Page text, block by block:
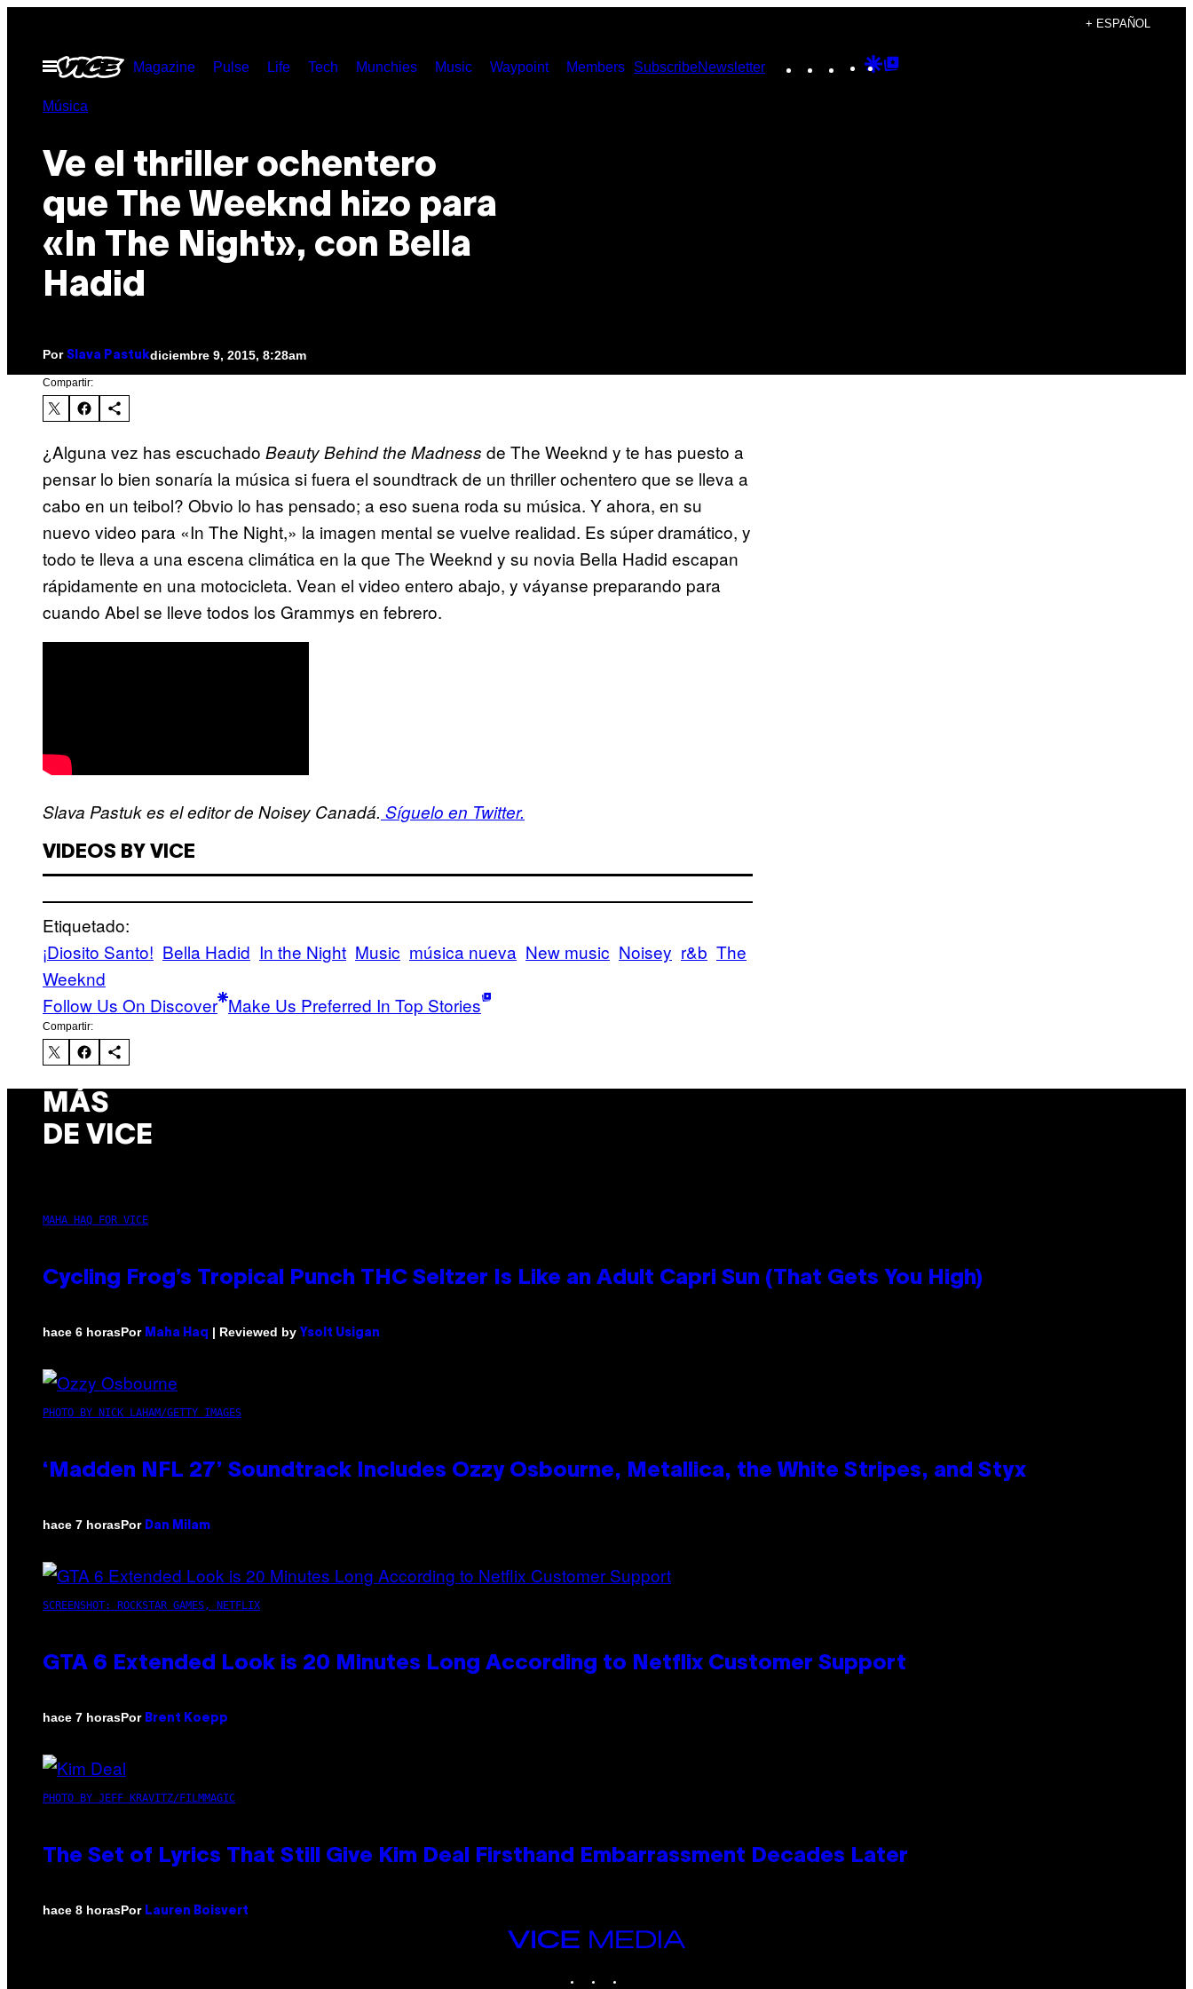
contenido
+ ESPAÑOL
Abrir
Menú
Magazine Pulse Life Tech Munchies Music Waypoint Members SubscribeNewsletter Instagram
TikTokYouTube
Google
Música
Ve el thriller ochentero
que The Weeknd hizo para
«In The Night», con Bella
Hadid
Por Slava Pastukdiciembre 9, 2015, 8:28am
Compartir:
¿Alguna vez has escuchado Beauty Behind the Madness de The Weeknd y te has puesto a
pensar lo bien sonaría la música si fuera el soundtrack de un thriller ochentero que se lleva a
cabo en un teibol? Obvio lo has pensado; a eso suena roda su música. Y ahora, en su
nuevo video para «In The Night,» la imagen mental se vuelve realidad. Es súper dramático, y
todo te lleva a una escena climática en la que The Weeknd y su novia Bella Hadid escapan
rápidamente en una motocicleta. Vean el video entero abajo, y váyanse preparando para
cuando Abel se lleve todos los Grammys en febrero.
Slava Pastuk es el editor de Noisey Canadá. Síguelo en Twitter.
VIDEOS BY VICE
Etiquetado:
¡Diosito Santo! Bella Hadid In the Night Music música nueva New music Noisey r&b The
Weeknd
Follow Us On Discover Make Us Preferred In Top Stories
Compartir:
MÁS
DE VICE
MAHA HAQ FOR VICE
Cycling Frog’s Tropical Punch THC Seltzer Is Like an Adult Capri Sun (That Gets You High)
hace 6 horasPor Maha Haq | Reviewed by Ysolt Usigan
PHOTO BY NICK LAHAM/GETTY IMAGES
‘Madden NFL 27’ Soundtrack Includes Ozzy Osbourne, Metallica, the White Stripes, and Styx
hace 7 horasPor Dan Milam
SCREENSHOT: ROCKSTAR GAMES, NETFLIX
GTA 6 Extended Look is 20 Minutes Long According to Netflix Customer Support
hace 7 horasPor Brent Koepp
PHOTO BY JEFF KRAVITZ/FILMMAGIC
The Set of Lyrics That Still Give Kim Deal Firsthand Embarrassment Decades Later
hace 8 horasPor Lauren Boisvert
VICE
MEDIA